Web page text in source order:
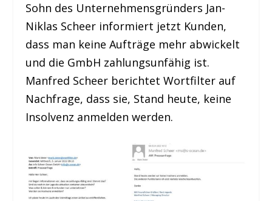
Sohn des Unternehmensgründers Jan-
Niklas Scheer informiert jetzt Kunden,
dass man keine Aufträge mehr abwickelt
und die GmbH zahlungsunfähig ist.
Manfred Scheer berichtet Wortfilter auf
Nachfrage, dass sie, Stand heute, keine
Insolvenz anmelden werden.